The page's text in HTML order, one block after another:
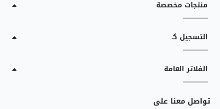
منتجات مخصصة
التسجيل كـ
الفلاتر العامة
تواصل معنا على